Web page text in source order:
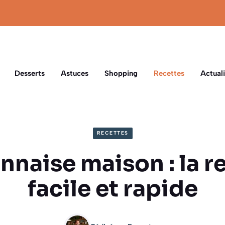
Desserts Astuces Shopping Recettes
RECETTES
maison : la
facile et rapide